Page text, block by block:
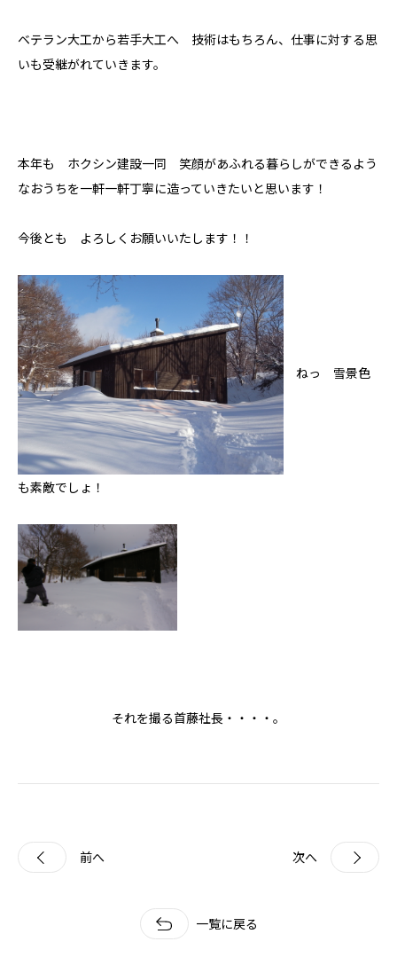
ベテラン大工から若手大工へ 技術はもちろん、仕事に対する思
いも受継がれていきます。
本年も ホクシン建設一同 笑顔があふれる暮らしができるよう
なおうちを一軒一軒丁寧に造っていきたいと思います！
今後とも よろしくお願いいたします！！
ねっ 雪景色
も素敵でしょ！
それを撮る首藤社長・・・・。
前へ
一覧に戻る
次へ